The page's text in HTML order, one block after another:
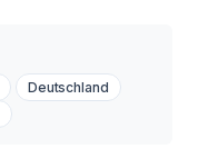
Deutschland